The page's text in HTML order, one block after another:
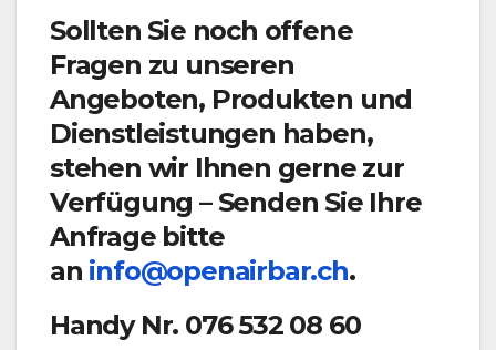
Sollten Sie noch offene
Fragen zu unseren
Angeboten, Produkten und
Dienstleistungen haben,
stehen wir Ihnen gerne zur
Verfügung – Senden Sie Ihre
Anfrage bitte
an info@openairbar.ch.
Handy Nr. 076 532 08 60